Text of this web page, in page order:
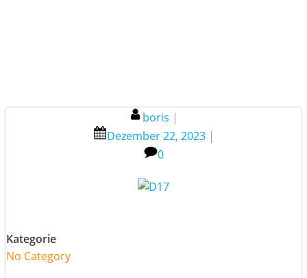
boris |
Dezember 22, 2023 |
0
Kategorie
No Category